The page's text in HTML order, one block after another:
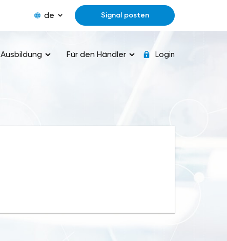
de Signal posten
Ausbildung Für den Händler Login